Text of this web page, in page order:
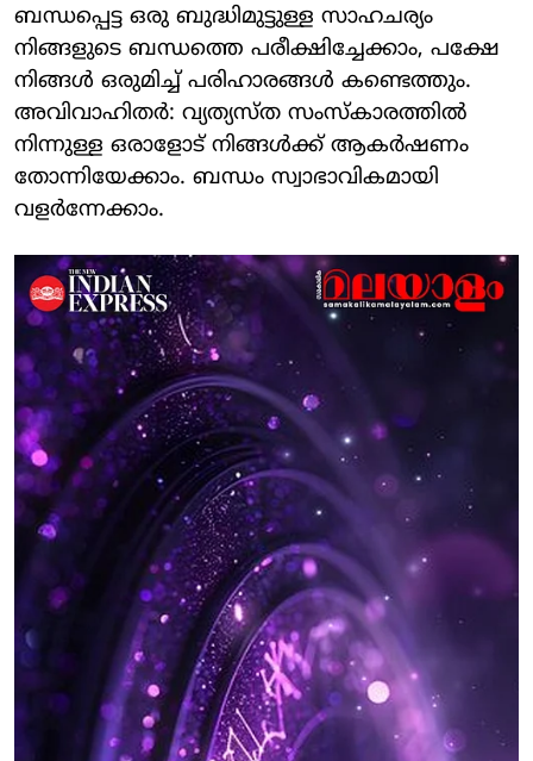
ബന്ധപ്പെട്ട ഒരു ബുദ്ധിമുട്ടുള്ള സാഹചര്യം
നിങ്ങളുടെ ബന്ധത്തെ പരീക്ഷിച്ചേക്കാം, പക്ഷേ
നിങ്ങള്‍ ഒരുമിച്ച് പരിഹാരങ്ങള്‍ കണ്ടെത്തും.
അവിവാഹിതര്‍: വ്യത്യസ്ത സംസ്‌കാരത്തില്‍
നിന്നുള്ള ഒരാളോട് നിങ്ങള്‍ക്ക് ആകര്‍ഷണം
തോന്നിയേക്കാം. ബന്ധം സ്വാഭാവികമായി
വളര്‍ന്നേക്കാം.